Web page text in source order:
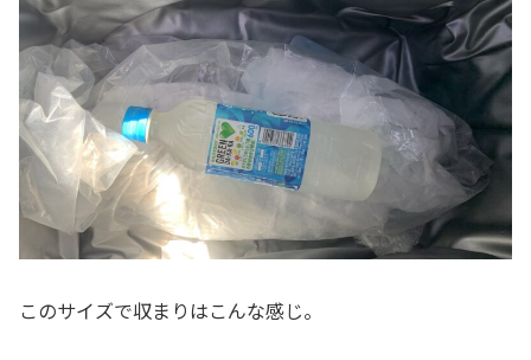
このサイズで収まりはこんな感じ。